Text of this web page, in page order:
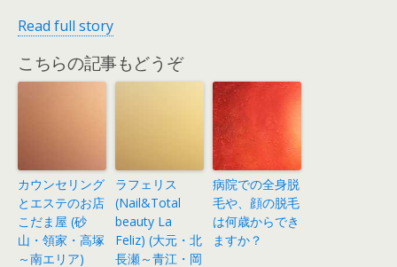
Read full story
こちらの記事もどうぞ
カウンセリング
とエステのお店
こだま屋 (砂
山・領家・高塚
～南エリア)
ラフェリス
(Nail&Total
beauty La
Feliz) (大元・北
長瀬～青江・岡
病院での全身脱
毛や、顔の脱毛
は何歳からでき
ますか？